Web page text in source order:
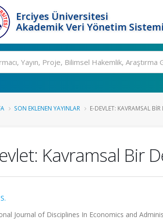
Erciyes Üniversitesi
Akademik Veri Yönetim Sistemi
SON EKLENEN YAYINLAR E-DEVLET: KAVRAMSAL BIR
Kavramsal Bir
Journal of Disciplines In Economics and